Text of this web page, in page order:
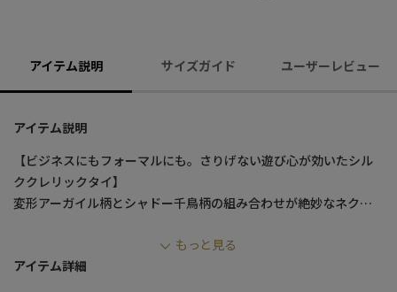
アイテム説明 サイズガイド ユーザーレビュー
アイテム説明
【ビジネスにもフォーマルにも。さりげない遊び心が効いたシル
ククレリックタイ】
変形アーガイル柄とシャドー千鳥柄の組み合わせが絶妙なネクタ
結んだ際にノットと大剣の柄が異なるクレリックタイは、シンプ
ルなスーツスタイルも華やかに引き立て、洗練された大人の遊び
もっと見る
アイテム詳細